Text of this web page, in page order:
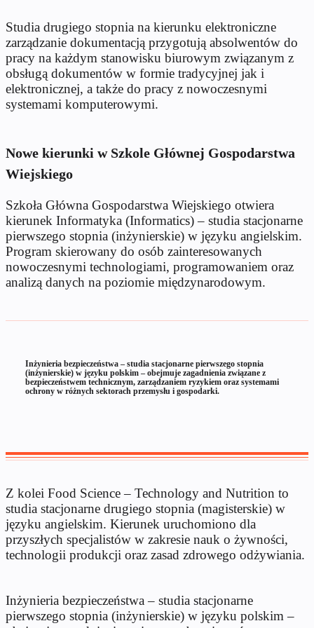
Studia drugiego stopnia na kierunku elektroniczne
zarządzanie dokumentacją przygotują absolwentów do
pracy na każdym stanowisku biurowym związanym z
obsługą dokumentów w formie tradycyjnej jak i
elektronicznej, a także do pracy z nowoczesnymi
systemami komputerowymi.
Nowe kierunki w Szkole Głównej Gospodarstwa
Wiejskiego
Szkoła Główna Gospodarstwa Wiejskiego otwiera
kierunek Informatyka (Informatics) – studia stacjonarne
pierwszego stopnia (inżynierskie) w języku angielskim.
Program skierowany do osób zainteresowanych
nowoczesnymi technologiami, programowaniem oraz
analizą danych na poziomie międzynarodowym.
Inżynieria bezpieczeństwa – studia stacjonarne pierwszego stopnia
(inżynierskie) w języku polskim – obejmuje zagadnienia związane z
bezpieczeństwem technicznym, zarządzaniem ryzykiem oraz systemami
ochrony w różnych sektorach przemysłu i gospodarki.
Z kolei Food Science – Technology and Nutrition to
studia stacjonarne drugiego stopnia (magisterskie) w
języku angielskim. Kierunek uruchomiono dla
przyszłych specjalistów w zakresie nauk o żywności,
technologii produkcji oraz zasad zdrowego odżywiania.
Inżynieria bezpieczeństwa – studia stacjonarne
pierwszego stopnia (inżynierskie) w języku polskim –